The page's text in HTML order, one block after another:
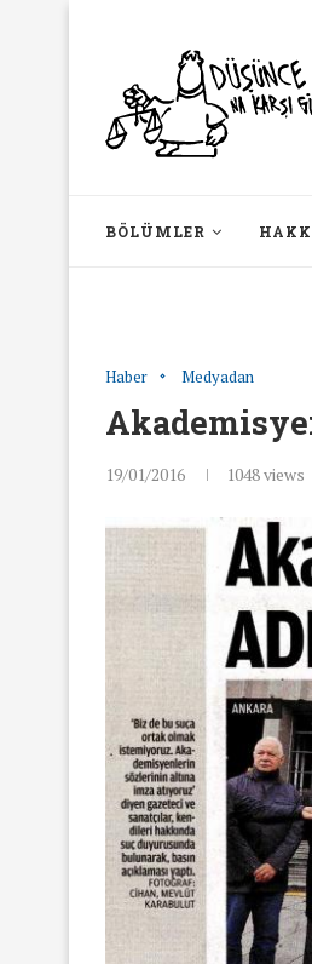
BÖLÜMLER
Haber Medyadan
19/01/2016 1048views